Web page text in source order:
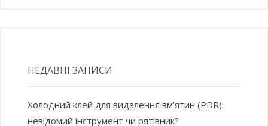
НЕДАВНІ ЗАПИСИ
Холодний клей для видалення вм’ятин (PDR):
невідомий інструмент чи рятівник?